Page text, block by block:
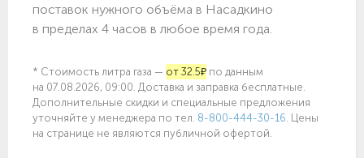
поставок нужного объёма в Насадкино
в пределах 4 часов в любое время года.
* Стоимость литра газа — от 32.5₽ по данным
на 07.08.2026, 09:00. Доставка и заправка бесплатные.
Дополнительные скидки и специальные предложения
уточняйте у менеджера по тел. 8-800-444-30-16 . Цены
на странице не являются публичной офертой.